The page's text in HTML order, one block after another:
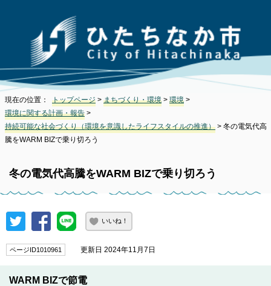
現在の位置： トップページ > まちづくり・環境 > 環境 >
環境に関する計画・報告 >
持続可能な社会づくり（環境を意識したライフスタイルの推進） > 冬の電気代高
騰をWARM BIZで乗り切ろう
冬の電気代高騰をWARM BIZで乗り切ろう
いいね！
ページID1010961 更新日 2024年11月7日
WARM BIZで節電